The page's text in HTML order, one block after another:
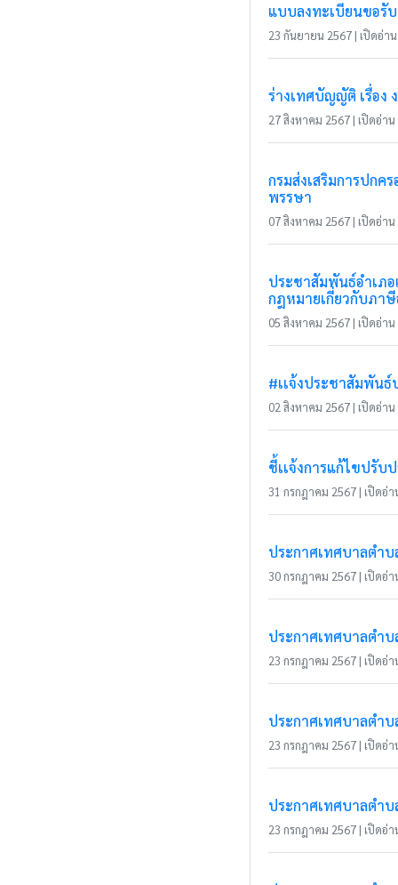
แบบลงทะเบียนขอรั
23 กันยายน 2567 | เปิดอ่า
ร่างเทศบัญญัติ เรื่อง
27 สิงหาคม 2567 | เปิดอ่าน
กรมส่งเสริมการปกค
พรรษา
07 สิงหาคม 2567 | เปิดอ่าน
ประชาสัมพันธ์อำเภ
กฎหมายเกี่ยวกับภา
05 สิงหาคม 2567 | เปิดอ่าน
#เเจ้งประชาสัมพัน
02 สิงหาคม 2567 | เปิดอ่าน
ชี้เเจ้งการแก้ไขปรับ
31 กรกฎาคม 2567 | เปิดอ่า
ประกาศเทศบาลตำบ
30 กรกฎาคม 2567 | เปิดอ่า
ประกาศเทศบาลตำบ
23 กรกฎาคม 2567 | เปิดอ่า
ประกาศเทศบาลตำบ
23 กรกฎาคม 2567 | เปิดอ่า
ประกาศเทศบาลตำบ
23 กรกฎาคม 2567 | เปิดอ่า